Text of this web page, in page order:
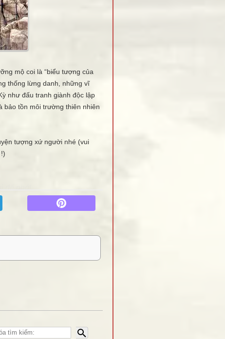
mộ coi là “biểu tượng của
thống lừng danh, những vĩ
như đấu tranh giành độc lập
bảo tồn môi trường thiên nhiên
tượng xứ người nhé (vui
nhớ!